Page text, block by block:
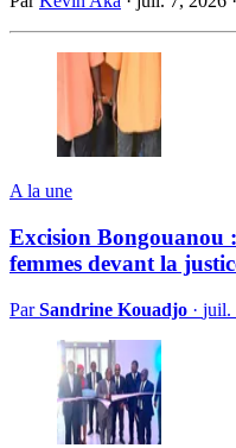
A la une
Excision Bongouanou
femmes devant la
ParSandrine Kouadjo · juil.